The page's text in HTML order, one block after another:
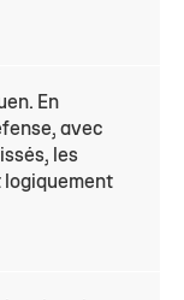
En
avec
les
logiquement